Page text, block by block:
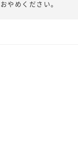
やめください。